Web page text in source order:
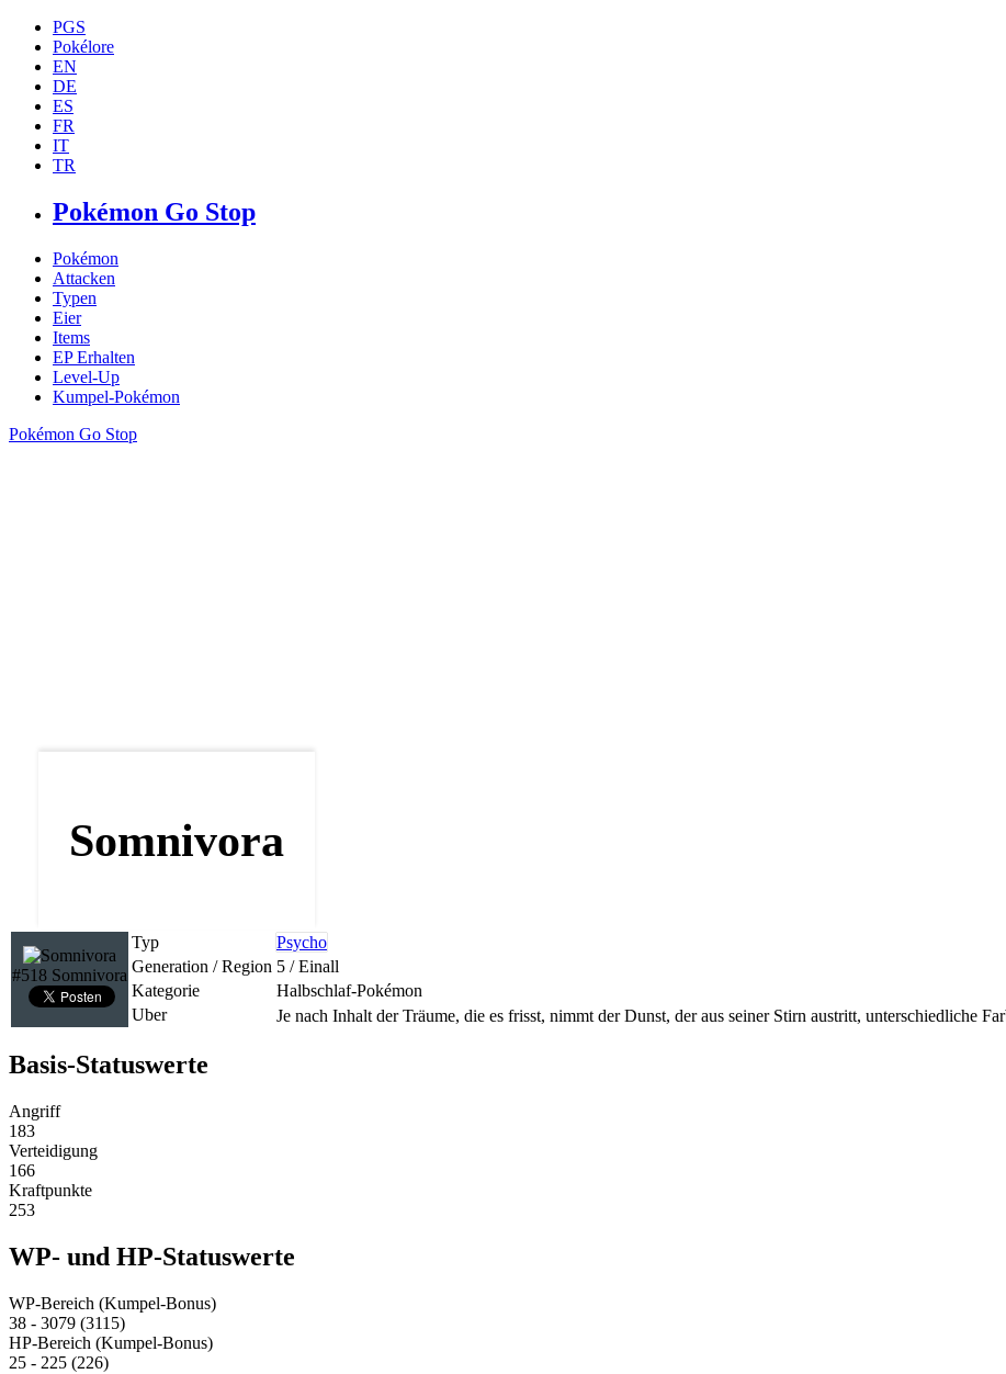
PGS
Pokélore
EN
DE
ES
FR
IT
TR
Pokémon Go Stop
Pokémon
Attacken
Typen
Eier
Items
EP Erhalten
Level-Up
Kumpel-Pokémon
Pokémon Go Stop
Somnivora
#518 Somnivora
Typ
Psycho
Generation / Region 5 / Einall
Kategorie
Halbschlaf-Pokémon
Uber
Je nach Inhalt der Träume, die es frisst, nimmt der Dunst, der aus seiner Stirn austritt, unterschiedliche
Basis-Statuswerte
Angriff
183
Verteidigung
166
Kraftpunkte
253
WP- und HP-Statuswerte
WP-Bereich (Kumpel-Bonus)
38 - 3079 (3115)
HP-Bereich (Kumpel-Bonus)
25 - 225 (226)